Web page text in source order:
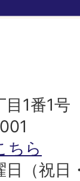
1番1号
ちら
日（祝日